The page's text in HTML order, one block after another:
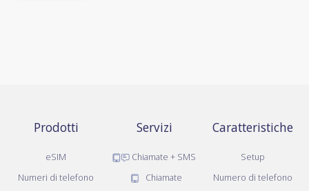
Prodotti
eSIM
Numeri di telefono
Servizi
Chiamate + SMS
Chiamate
Caratteristiche
Setup
Numero di telefono